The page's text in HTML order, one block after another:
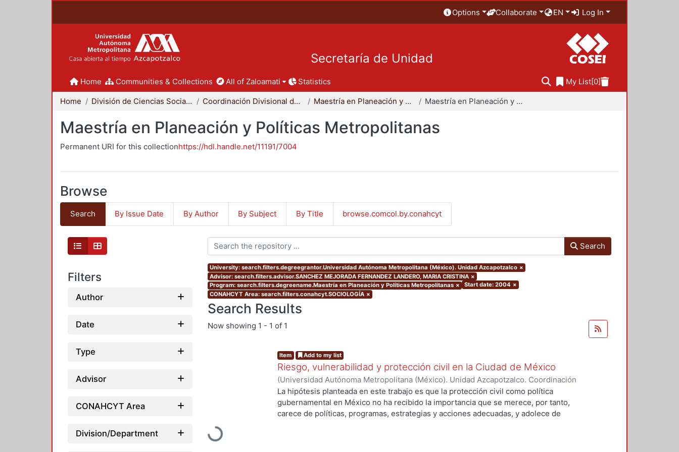
Options Collaborate EN Log In
Secretaría de Unidad
Home Communities & Collections All of Zaloamati Statistics My List[0]
Home División de Ciencias Sociales y Humanidades Coordinación Divisional de Posgrado Maestría en Planeación y Políticas Metropolitanas Maestría en Planeación y Políticas Metropolitanas
Maestría en Planeación y Políticas Metropolitanas
Permanent URI for this collectionhttps://hdl.handle.net/11191/7004
Browse
Search By Issue Date By Author By Subject By Title browse.comcol.by.conahcyt
Filters
Author
Date
Type
Advisor
CONAHCYT Area
Division/Department
Search
University: search.filters.degreegrantor.Universidad Autónoma Metropolitana (México). Unidad Azcapotzalco ×
Advisor: search.filters.advisor.SANCHEZ MEJORADA FERNANDEZ LANDERO, MARIA CRISTINA ×
Program: search.filters.degreename.Maestría en Planeación y Políticas Metropolitanas × Start date: 2004 ×
CONAHCYT Area: search.filters.conahcyt.SOCIOLOGÍA ×
Search Results
Now showing 1 - 1 of 1
Loading...
Item Add to my list
Riesgo, vulnerabilidad y protección civil en la Ciudad de México
(Universidad Autónoma Metropolitana (México). Unidad Azcapotzalco. Coordinación
de Servicios de Información.,2004-04-23)García Ustoa, Mauricio
La hipótesis planteada en este trabajo es que la protección civil como política
gubernamental en México no ha recibido la importancia que se merece, por tanto,
carece de políticas, programas, estrategias y acciones adecuadas, y adolece de